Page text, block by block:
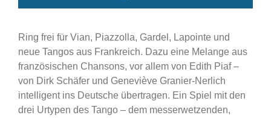
Ring frei für Vian, Piazzolla, Gardel, Lapointe und
neue Tangos aus Frankreich. Dazu eine Melange aus
französischen Chansons, vor allem von Edith Piaf –
von Dirk Schäfer und Geneviève Granier-Nerlich
intelligent ins Deutsche übertragen. Ein Spiel mit den
drei Urtypen des Tango – dem messerwetzenden,